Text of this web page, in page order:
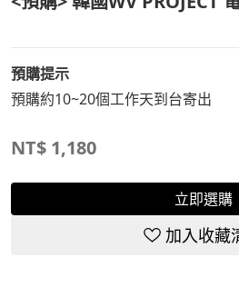
預購提示
預購約10~20個工作天到台寄出
NT$ 1,180
立即選購
加入收藏